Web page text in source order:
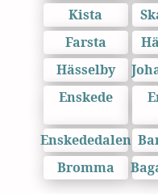
Kista
Farsta
Hässelby
Enskede
Enskededalen
Bromma